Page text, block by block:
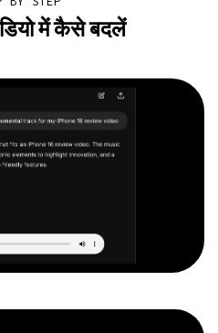
में कैसे बदलें